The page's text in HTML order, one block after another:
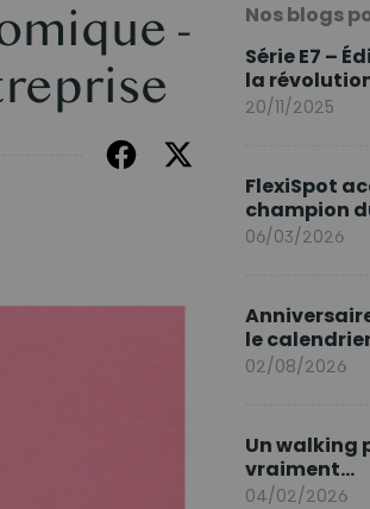
-
Nos blogs
Série E7 –
la
assis
20/11/2025
FlexiSpot
champion
Sami
06/03/2026
le
d’août
02/08/2026
Un walking
vraiment
04/02/2026